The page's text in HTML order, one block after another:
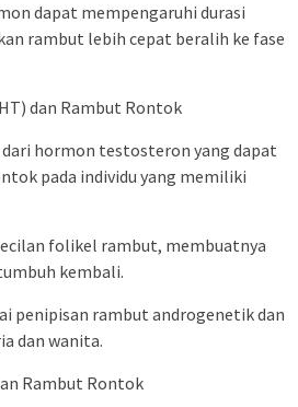
dapat mempengaruhi durasi
rambut lebih cepat beralih ke fase
dan Rambut Rontok
hormon testosteron yang dapat
pada individu yang memiliki
folikel rambut, membuatnya
kembali.
penipisan rambut androgenetik dan
dan wanita.
Rambut Rontok